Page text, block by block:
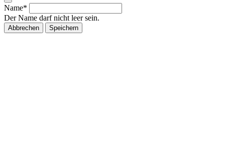
Name*
Der Name darf nicht leer sein.
Abbrechen Speichern